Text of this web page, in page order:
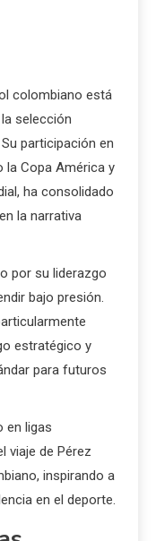
colombiano está
selección
participación en
la Copa América y
ha consolidado
la narrativa
por su liderazgo
bajo presión.
estratégico y
para futuros
en ligas
viaje de Pérez
inspirando a
en el deporte.